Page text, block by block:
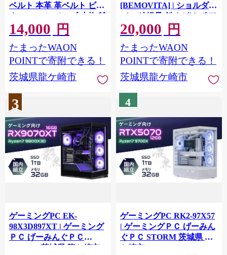
ベルト 本革 革ベルト ビジ
ネス スーツ メンズ 小物 雑
貨 ファッション ブラック
茨城県 龍ケ崎市
14,000 円
たまったWAON
POINTで寄附できる！
茨城県龍ケ崎市
[BEMOVITA] | ショルダー
バッグ 軽量 斜めがけ ボデ
ィバッグ コンパクト 合成
皮革 撥水 ミニバッグ ビジ
ネス ギフト プレゼント 小
さめ バッグ 旅行 サブバッ
20,000 円
たまったWAON
POINTで寄附できる！
茨城県龍ケ崎市
3
ゲーミングPC EK-
98X3D897XT | ゲーミング
ＰＣ げーみんぐＰＣ
STORM 茨城県 龍ケ崎市
4
ゲーミングPC RK2-97X57
| ゲーミングＰＣ げーみん
ぐＰＣ STORM 茨城県 龍
ケ崎市